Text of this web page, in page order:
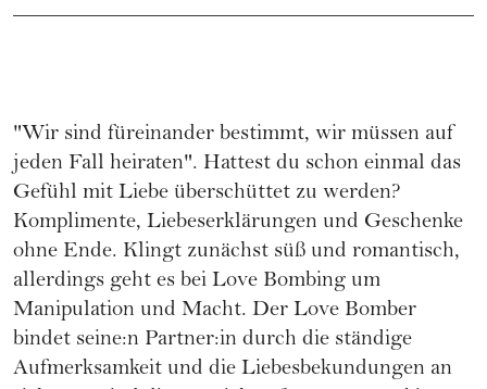
"Wir sind füreinander bestimmt, wir müssen auf
jeden Fall heiraten". Hattest du schon einmal das
Gefühl mit Liebe überschüttet zu werden?
Komplimente, Liebeserklärungen und Geschenke
ohne Ende. Klingt zunächst süß und romantisch,
allerdings geht es bei Love Bombing um
Manipulation und Macht. Der Love Bomber
bindet seine:n Partner:in durch die ständige
Aufmerksamkeit und die Liebesbekundungen an